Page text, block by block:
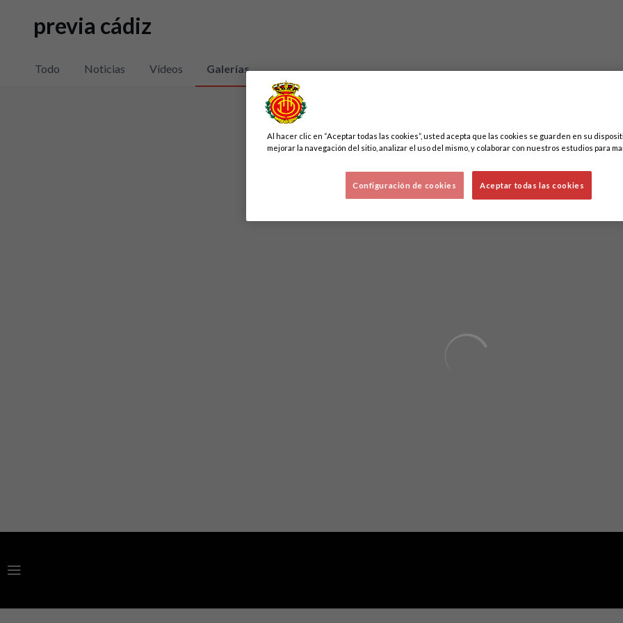
previa cádiz
Todo Noticias Vídeos Galerías
Lo sentimos, no hemos encontrado nada.
Al hacer clic en “Aceptar todas las cookies”, usted acepta que las cookies se guarden en su
mejorar la navegación del sitio, analizar el uso del mismo, y colaborar con nuestros estudios para
Aceptar todas las cookies
Configuración de cookies